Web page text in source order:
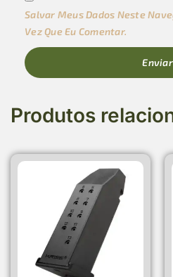
Salvar Meus Dados Neste
Vez Que Eu Comentar.
Produtos